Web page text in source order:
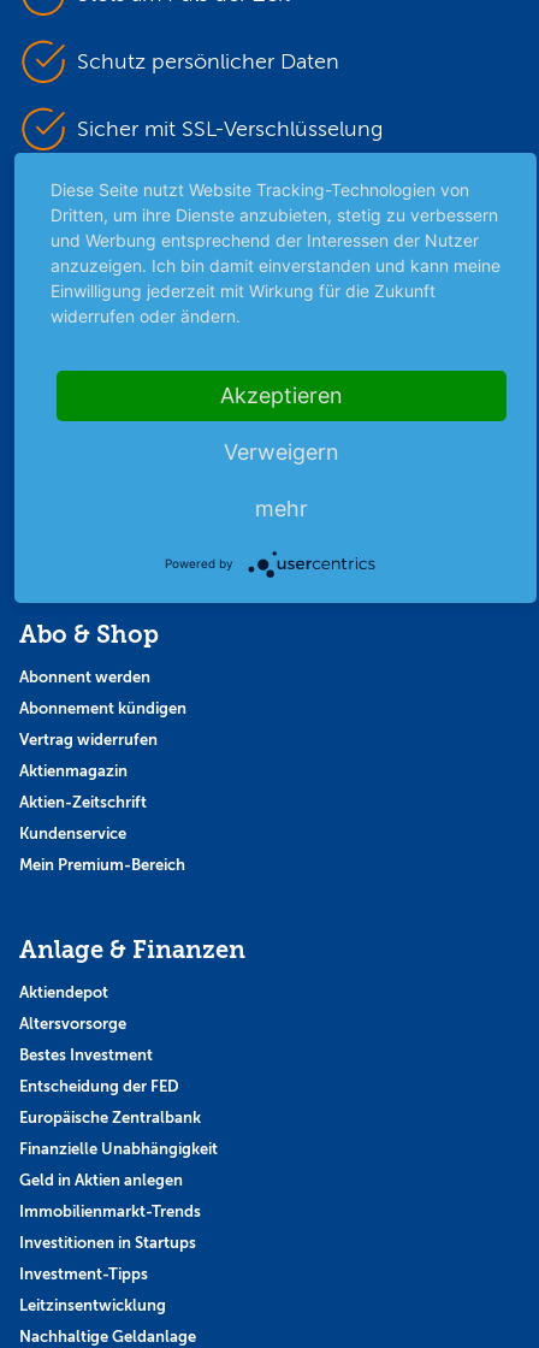
Schutz persönlicher Daten
Sicher mit SSL-Verschlüsselung
Highlights
Archiv
Börsenbericht
Favoriten
Abo & Shop
Abonnent werden
Abonnement kündigen
Vertrag widerrufen
Aktienmagazin
Aktien-Zeitschrift
Kundenservice
Mein Premium-Bereich
Anlage & Finanzen
Aktiendepot
Altersvorsorge
Bestes Investment
Entscheidung der FED
Europäische Zentralbank
Finanzielle Unabhängigkeit
Geld in Aktien anlegen
Immobilienmarkt-Trends
Investitionen in Startups
Investment-Tipps
Leitzinsentwicklung
Nachhaltige Geldanlage
Diese Seite nutzt Website Tracking-Technologien von
Dritten, um ihre Dienste anzubieten, stetig zu verbessern
und Werbung entsprechend der Interessen der Nutzer
anzuzeigen. Ich bin damit einverstanden und kann meine
Einwilligung jederzeit mit Wirkung für die Zukunft
widerrufen oder ändern.
Akzeptieren
Verweigern
mehr
Powered by